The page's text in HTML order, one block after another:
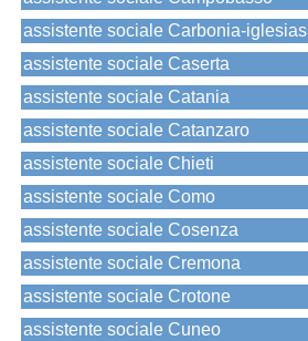
assistente sociale Carbonia-iglesias
assistente sociale Caserta
assistente sociale Catania
assistente sociale Catanzaro
assistente sociale Chieti
assistente sociale Como
assistente sociale Cosenza
assistente sociale Cremona
assistente sociale Crotone
assistente sociale Cuneo